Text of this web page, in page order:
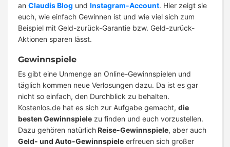
an Claudis Blog und Instagram-Account. Hier zeigt sie
euch, wie einfach Gewinnen ist und wie viel sich zum
Beispiel mit Geld-zurück-Garantie bzw. Geld-zurück-
Aktionen sparen lässt.
Gewinnspiele
Es gibt eine Unmenge an Online-Gewinnspielen und
täglich kommen neue Verlosungen dazu. Da ist es gar
nicht so einfach, den Durchblick zu behalten.
Kostenlos.de hat es sich zur Aufgabe gemacht, die
besten Gewinnspiele zu finden und euch vorzustellen.
Dazu gehören natürlichReise-Gewinnspiele, aber auch
Geld- und Auto-Gewinnspiele erfreuen sich großer